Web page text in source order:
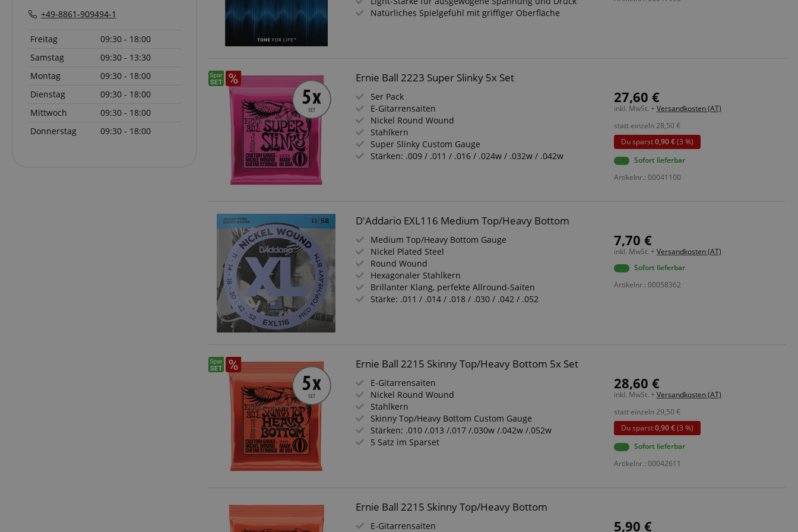
Natürliches Spielgefühl mit griffiger Oberfläche
Ernie Ball 2223 Super Slinky 5x Set
5er Pack
E-Gitarrensaiten
Nickel Round Wound
Stahlkern
Super Slinky Custom Gauge
Stärken: .009 / .011 / .016 / .024w / .032w / .042w
27,60 €
inkl. MwSt. + Versandkosten (AT)
statt einzeln28,50 €
Du sparst0,90 €(3 %)
Sofort lieferbar
Artikelnr.: 00041100
D'Addario EXL116 Medium Top/Heavy Bottom
Medium Top/Heavy Bottom Gauge
Nickel Plated Steel
Round Wound
Hexagonaler Stahlkern
Brillanter Klang, perfekte Allround-Saiten
Stärke: .011 / .014 / .018 / .030 / .042 / .052
7,70 €
inkl. MwSt. + Versandkosten (AT)
Sofort lieferbar
Artikelnr.: 00058362
Ernie Ball 2215 Skinny Top/Heavy Bottom 5x Set
E-Gitarrensaiten
Nickel Round Wound
Stahlkern
Skinny Top/Heavy Bottom Custom Gauge
Stärken: .010 /.013 /.017 /.030w /.042w /.052w
5 Satz im Sparset
28,60 €
inkl. MwSt. + Versandkosten (AT)
statt einzeln29,50 €
Du sparst0,90 €(3 %)
Sofort lieferbar
Artikelnr.: 00042611
Ernie Ball 2215 Skinny Top/Heavy Bottom
E-Gitarrensaiten 5,90 €
+49-8861-909494-1
Freitag
09:30 - 18:00
Samstag
09:30 - 13:30
Montag
09:30 - 18:00
Dienstag
09:30 - 18:00
Mittwoch
09:30 - 18:00
Donnerstag
09:30 - 18:00
Cookie
Anbieter /
Domain
Laufzeit
www.kirstein.at
Google-Datenschutzerklärung